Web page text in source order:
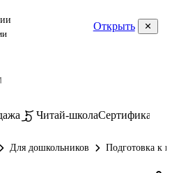
Открыть
Читай-школаСертификаты
Для дошкольников Подготовка к